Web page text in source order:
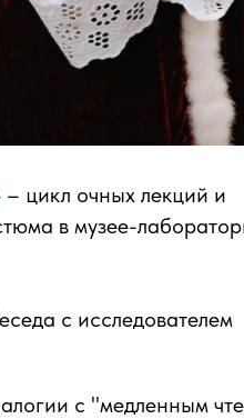
– цикл очных лекций и
в музее-
с исследователем
с "медленным